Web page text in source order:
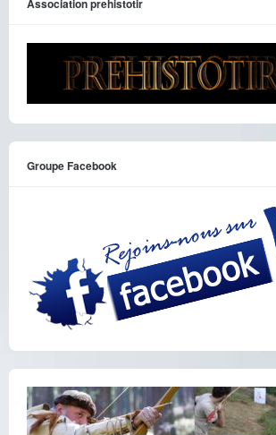
Association prehistotir
Groupe Facebook